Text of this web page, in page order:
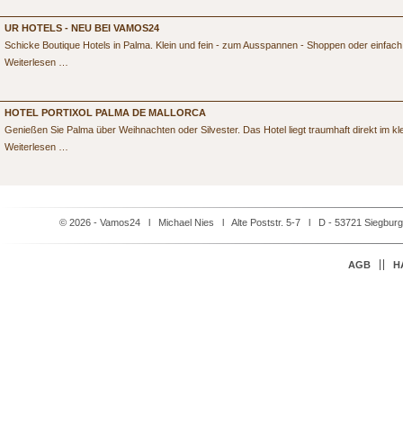
UR HOTELS - NEU BEI VAMOS24
Schicke Boutique Hotels in Palma. Klein und fein - zum Ausspannen - Shoppen oder
Weiterlesen …
Neu
bei
vamos24
HOTEL PORTIXOL PALMA DE MALLORCA
Genießen Sie Palma über Weihnachten oder Silvester. Das Hotel liegt traumhaft direkt im
Weiterlesen …
© 2026 - Vamos24 l Michael Nies l Alte Poststr. 5-7 l D - 53721
Navigation
AGB